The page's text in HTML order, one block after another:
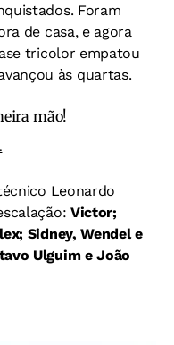
Foram
de casa, e agora
tricolor empatou
às quartas.
mão!
Leonardo
Victor;
Sidney, Wendel e
Ulguim e João